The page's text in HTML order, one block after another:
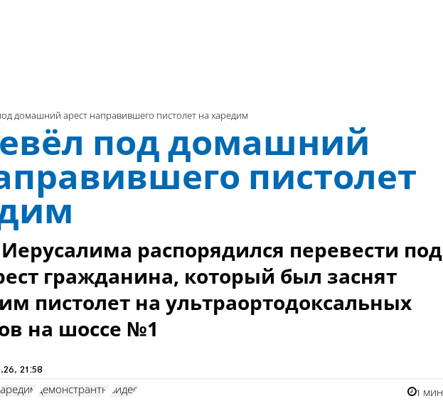
домашний арест направившего пистолет на харедим
под домашний
пистолет
распорядился перевести под
гражданина, который был заснят
пистолет на ультраортодоксальных
на шоссе №1
21:58
демонстранты видео 1